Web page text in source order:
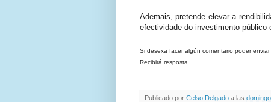
Ademais, pretende elevar a
efectividade do investimento público
Si desexa facer algún comentario poder enviar
Recibirá resposta
Publicado por Celso Delgado a las